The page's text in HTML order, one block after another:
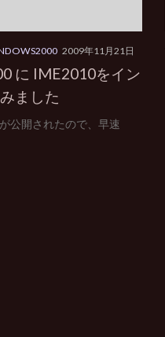
2009年11月21日
に IME2010をイン
ました
公開されたので、早速